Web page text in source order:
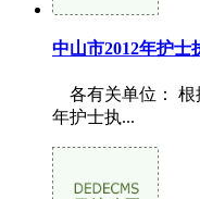
中山市2012年护士
各有关单位： 根
年护士执...